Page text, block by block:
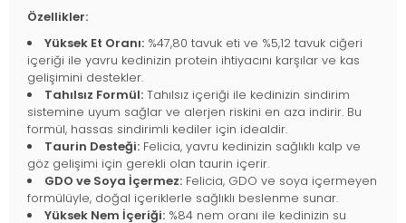
Özellikler:
Yüksek Et Oranı: %47,80 tavuk eti ve %5,12 tavuk ciğeri
içeriği ile yavru kedinizin protein ihtiyacını karşılar ve kas
gelişimini destekler.
Tahılsız Formül: Tahılsız içeriği ile kedinizin sindirim
sistemine uyum sağlar ve alerjen riskini en aza indirir. Bu
formül, hassas sindirimli kediler için idealdir.
Taurin Desteği: Felicia, yavru kedinizin sağlıklı kalp ve
göz gelişimi için gerekli olan taurin içerir.
GDO ve Soya İçermez: Felicia, GDO ve soya içermeyen
formülüyle, doğal içeriklerle sağlıklı beslenme sunar.
Yüksek Nem İçeriği: %84 nem oranı ile kedinizin su